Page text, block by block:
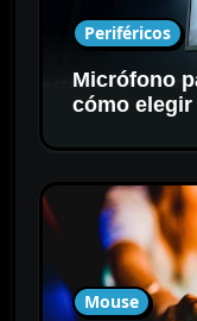
Periféricos
Micrófono
cómo
Mouse